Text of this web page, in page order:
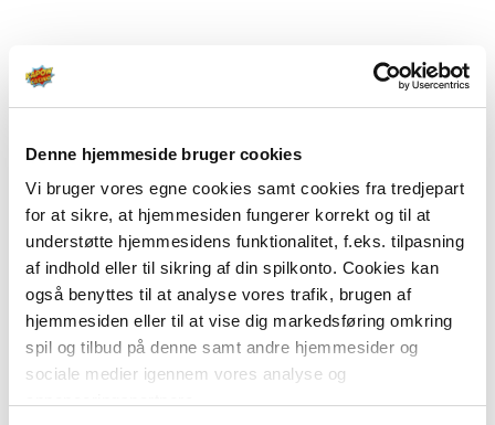
Denne hjemmeside bruger cookies
Vi bruger vores egne cookies samt cookies fra tredjepart
for at sikre, at hjemmesiden fungerer korrekt og til at
understøtte hjemmesidens funktionalitet, f.eks. tilpasning
af indhold eller til sikring af din spilkonto. Cookies kan
også benyttes til at analyse vores trafik, brugen af
hjemmesiden eller til at vise dig markedsføring omkring
spil og tilbud på denne samt andre hjemmesider og
sociale medier igennem vores analyse og